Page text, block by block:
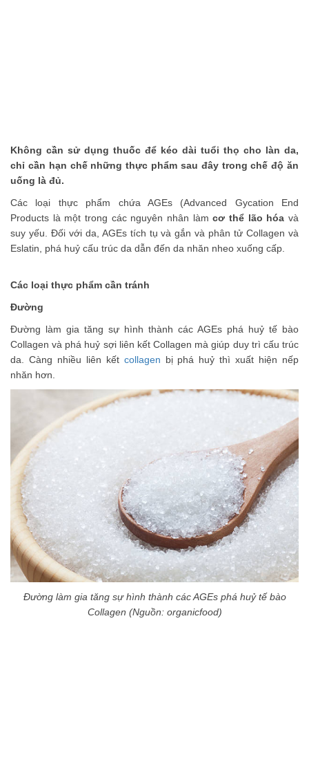
Thái Lan
Không cần sử dụng thuốc để kéo dài tuổi thọ cho làn da,
chỉ cần hạn chế những thực phẩm sau đây trong chế độ ăn
uống là đủ.
Các loại thực phẩm chứa AGEs (Advanced Gycation End
Products là một trong các nguyên nhân làmcơ thể lão hóa và
suy yếu. Đối với da, AGEs tích tụ và gắn và phân tử Collagen và
Eslatin, phá huỷ cấu trúc da dẫn đến da nhăn nheo xuống cấp.
Các loại thực phẩm cần tránh
Đường
Đường làm gia tăng sự hình thành các AGEs phá huỷ tế bào
Collagen và phá huỷ sợi liên kết Collagen mà giúp duy trì cấu trúc
da. Càng nhiều liên kết collagen bị phá huỷ thì xuất hiện nếp
nhăn hơn.
Đường làm gia tăng sự hình thành các AGEs phá huỷ tế bào
Collagen (Nguồn: organicfood)